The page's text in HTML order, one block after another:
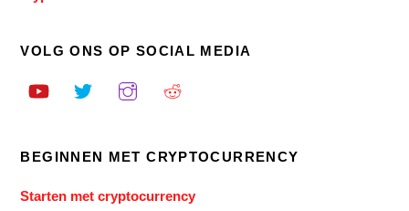
VOLG ONS OP SOCIAL MEDIA
BEGINNEN MET CRYPTOCURRENCY
Starten met cryptocurrency